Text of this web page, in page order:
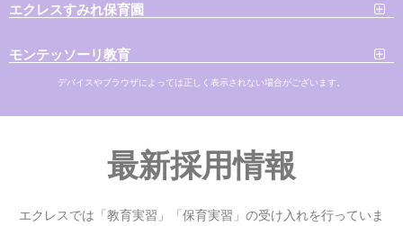
エクレスすみれ保育園
モンテッソーリ教育
デバイスやブラウザによっては正しく表示されない場合がございます。
最新採用情報
エクレスでは「教育実習」「保育実習」の受け入れを行っていま